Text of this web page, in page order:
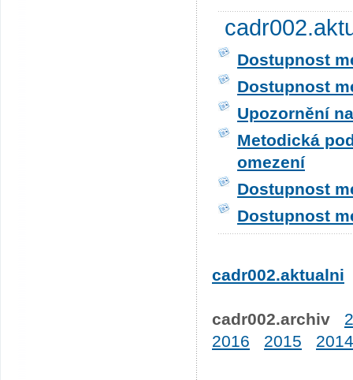
Dostupnost
Dostupnost
Upozornění
Metodická
omezení
Dostupnost
Dostupnost
cadr002.aktualni
cadr002.archiv
2016
2015 2014